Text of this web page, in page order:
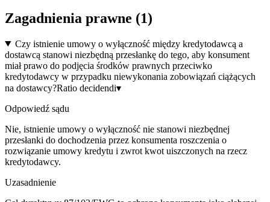
Zagadnienia prawne (1)
Czy istnienie umowy o wyłączność między kredytodawcą a
dostawcą stanowi niezbędną przesłankę do tego, aby konsument
miał prawo do podjęcia środków prawnych przeciwko
kredytodawcy w przypadku niewykonania zobowiązań ciążących
na dostawcy?Ratio decidendi▾
Odpowiedź sądu
Nie, istnienie umowy o wyłączność nie stanowi niezbędnej
przesłanki do dochodzenia przez konsumenta roszczenia o
rozwiązanie umowy kredytu i zwrot kwot uiszczonych na rzecz
kredytodawcy.
Uzasadnienie